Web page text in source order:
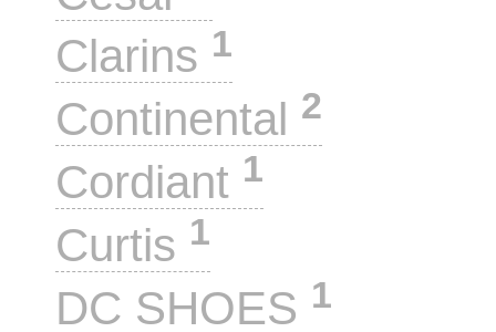
Clarins 1
Continental 2
Cordiant 1
Curtis 1
DC SHOES 1